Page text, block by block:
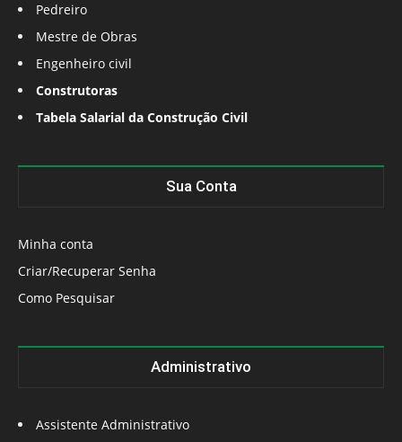
Pedreiro
Mestre de Obras
Engenheiro civil
Construtoras
Tabela Salarial da Construção Civil
Sua Conta
Minha conta
Criar/Recuperar Senha
Como Pesquisar
Administrativo
Assistente Administrativo